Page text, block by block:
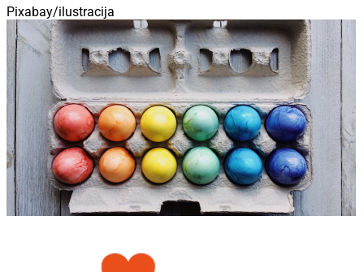
Pixabay/ilustracija